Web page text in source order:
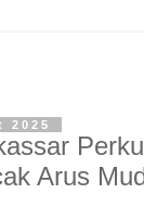
2025
Arus